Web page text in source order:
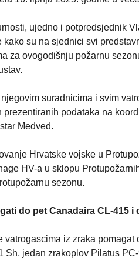
ujedno i potpredsjednik
su na sjednici svi
za ovogodišnju požarnu
suradnicima i svim
podataka na
Medved.
Hrvatske vojske u
HV-a u sklopu
sezonu.
do pet Canadaira CL-415 i
iz zraka pomagat
Sh, jedan zrakoplov Pilatus